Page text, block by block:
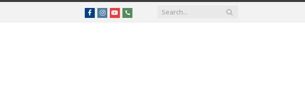
FacebookInstagramYouTubeTeléfonos
de